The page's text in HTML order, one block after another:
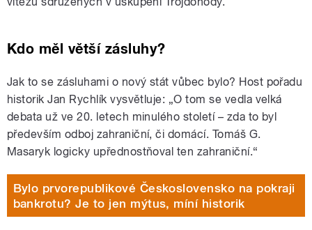
Kdo měl větší zásluhy?
Jak to se zásluhami o nový stát vůbec bylo? Host pořadu
historik Jan Rychlík vysvětluje: „O tom se vedla velká
debata už ve 20. letech minulého století – zda to byl
především odboj zahraniční, či domácí. Tomáš G.
Masaryk logicky upřednostňoval ten zahraniční.“
Bylo prvorepublikové Československo na pokraji
bankrotu? Je to jen mýtus, míní historik